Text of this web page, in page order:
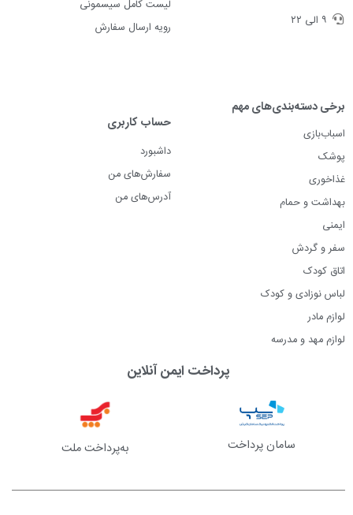
۹ الی ۲۲
لیست کامل سیسمونی
رویه ارسال سفارش
برخی دسته‌بندی‌های مهم
اسباب‌بازی
پوشک
غذاخوری
بهداشت و حمام
ایمنی
سفر و گردش
اتاق کودک
لباس نوزادی و کودک
لوازم مادر
لوازم مهد و مدرسه
حساب کاربری
داشبورد
سفارش‌های من
آدرس‌های من
پرداخت ایمن آنلاین
سامان پرداخت به‌پرداخت ملت